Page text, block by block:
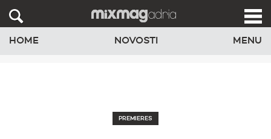
HOME NOVOSTI MENU
PREMIERES